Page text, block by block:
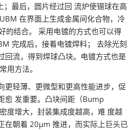
最后，圆片经过回 流炉使锡球在高
在界面上生成金属间化合物，冷
的结合。 采用电镀的方式也可以得
完成后，接着电镀焊料； 去除光刻
回流，得到焊球凸块。电镀方式也是
用方法。
更轻薄、更微型和更高性能进步，促
愈 发重要。凸块间距（Bump
度增大，封装集成度越高，难 度越
在朝着 20μm 推进，而实际上巨头已